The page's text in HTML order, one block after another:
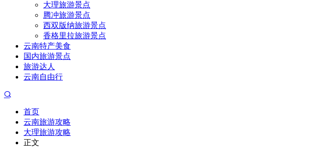
大理旅游景点
腾冲旅游景点
西双版纳旅游景点
香格里拉旅游景点
云南特产美食
国内旅游景点
旅游达人
云南自由行
首页
云南旅游攻略
大理旅游攻略
正文